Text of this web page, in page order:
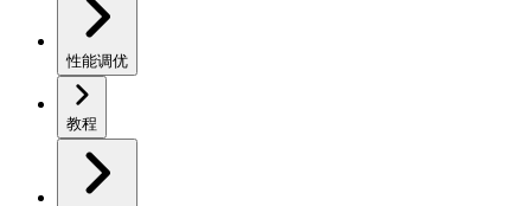
性能调优
教程